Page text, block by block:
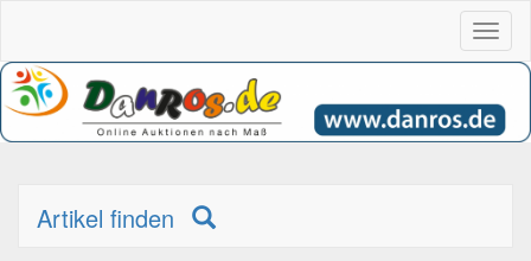
Artikel finden